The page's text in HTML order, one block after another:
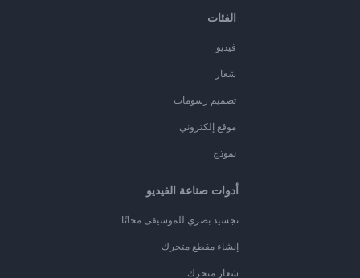
الفئات
فيديو
شعار
تصميم رسومات
موقع إلكتروني
نموذج
أدوات صناعة الفيديو
تجسيد بصري للموسيقى مجانًا
إنشاء مقطع متحرك
شعار متحرك